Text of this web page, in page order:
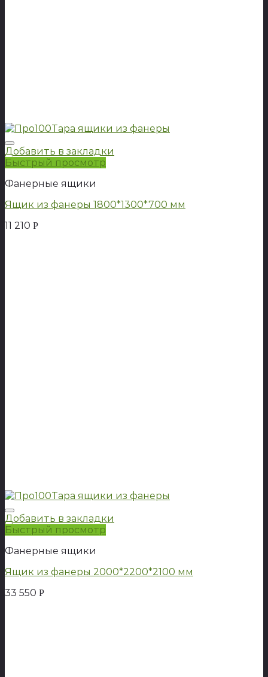
Добавить в закладки
Быстрый просмотр
Фанерные ящики
Ящик из фанеры 1800*1300*700 мм
11 210 Р
Добавить в закладки
Быстрый просмотр
Фанерные ящики
Ящик из фанеры 2000*2200*2100 мм
33 550 Р